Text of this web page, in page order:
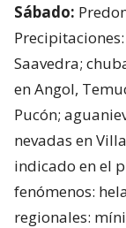
Sábado:
Saavedra;
en Angol,
Pucón;
nevadas en
indicado en el
fenómenos:
regionales: